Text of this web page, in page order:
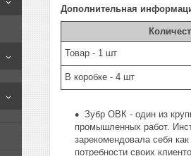
Дополнительная
Товар - 1 шт
В коробке - 4 шт
Зубр ОВК - один из
промышленных работ.
зарекомендовала себя
потребности своих